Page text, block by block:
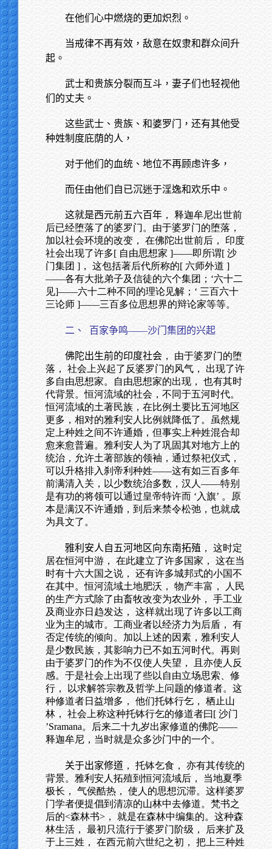
在他们心中燃烧的更加炽烈。
当戒律不再有效，敌意在奴隶和群众间升
起。
武士和贵族分裂而互斗，妻子们也轻视他
们的丈夫。
这些武士、贵族、和婆罗门，还有其他受
种姓制度庇荫的人，
对于他们的血统、地位不再顾虑许多，
而任由他们自已沉迷于淫逸和欢乐中。
这就是西元前五六百年 ， 释迦牟尼出世前
后已经堕落了的婆罗门。由于婆罗门的堕落，
加以社会环境的改变， 在佛陀出世前后， 印度
社会出现了许多[ 自由思想家 ]——即所谓[ 沙
门集团 ]， 这包括著后代所称的[ 六师外道 ]
——各有大批弟子及信徒的六个集团；‘六十二
见]——六十二种不同的理论见解；‘ 三百六十
三论师 ]——三百多位思想界的辩论家等等。
二、 百家争鸣——沙门集团的兴起
佛陀出生前的印度社会 ， 由于婆罗门的堕
落， 社会上兴起了反婆罗门的风气， 出现了许
多自由思想家。自由思想家的出现， 也有其时
代背景。恒河流域的社会，不同于五河时代。
恒河流域的土著民族，在比例土要比五河地区
更多，相对的雅利安人比例就降低了。虽然规
定上种姓之间不许通婚，但事实上种姓混合却
愈来愈普遍。雅利安人为了巩固其对地方上的
统治，允许土著部族的领袖，通过祭祀仪式，
可以升格排入刹帝利种姓——这有如三百多年
前满清入关，以少数统治多数，汉人——特别
是有功的将领可以通过皇帝特许而 ‘入旗’ 。原
本是满汉不许通婚，到后来禁令松弛，也就成
为具文了。
雅利安人自五河地区向东南拓殖， 这时定
居在恒河中游， 在此建立了许多国家， 这在当
时有十六大国之说， 还有许多城邦式的小国不
在其中。恒河流域土地肥沃， 物产丰富， 人民
的生产方式除了由畜牧改变为农业外， 手工业
及商业亦日趋发达， 这样就出现了许多以工商
业为主的城市。工商业者以经济力为后盾， 有
否定传统的倾向。加以上述的因素，雅利安人
是少数民族，其影响力已不如五河时代。再则
由于婆罗门的作为不仅使人失望， 且亦使人反
感。于是社会上出现了些以自由立场思索、修
行， 以求解答宗教及哲学上问题的修道者。这
种修道者日益增多， 他们托钵行乞， 栖止山
林， 社会上称这种托钵行乞的修道者曰[ 沙门
’Sramana。后来二十九岁出家修道的佛陀——
释迦牟尼，当时就是众多沙门中的一个。
关于出家修道 ， 托钵乞食， 亦有其传统的
背景。雅利安人拓殖到恒河流域后， 当地夏季
极长， 气侯酷热， 使人的思想沉滞。这样婆罗
门学者便提倡到清凉的山林中去修道。梵书之
后的<森林书>， 就是在森林中编集的。这种森
林生活， 最初只流行于婆罗门阶级， 后来扩及
于上三姓， 在西元前六世纪之初， 把上三种姓